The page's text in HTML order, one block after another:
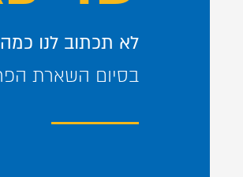
לא תכתוב לנו
בסיום השארת